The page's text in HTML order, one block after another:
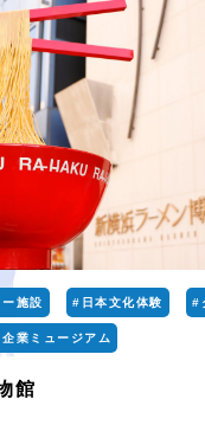
施設 #日本文化体験 #
業ミュージアム
館